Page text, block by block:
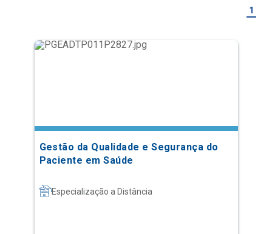
1
Gestão da Qualidade e Segurança do
Paciente em Saúde
Especialização a Distância